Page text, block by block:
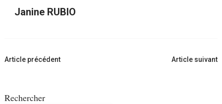
Janine RUBIO
Navigation
Article précédent Article suivant
Rechercher